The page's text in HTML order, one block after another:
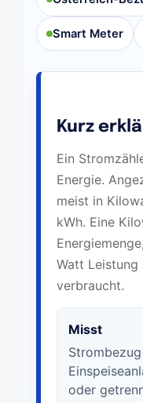
Smart Meter
Kurz
Ein
Energie.
meist in
kWh. Eine
Watt Leistung
verbraucht.
Misst
oder